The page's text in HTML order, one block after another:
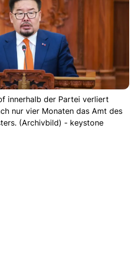
innerhalb der Partei verliert
nur vier Monaten das Amt des
(Archivbild) - keystone